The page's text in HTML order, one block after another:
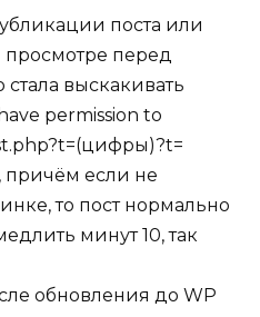
поста или
перед
выскакивать
permission to
причём если не
то пост нормально
минут 10, так
обновления до WP